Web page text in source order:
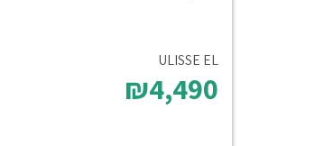
ULISSE EL
₪4,490